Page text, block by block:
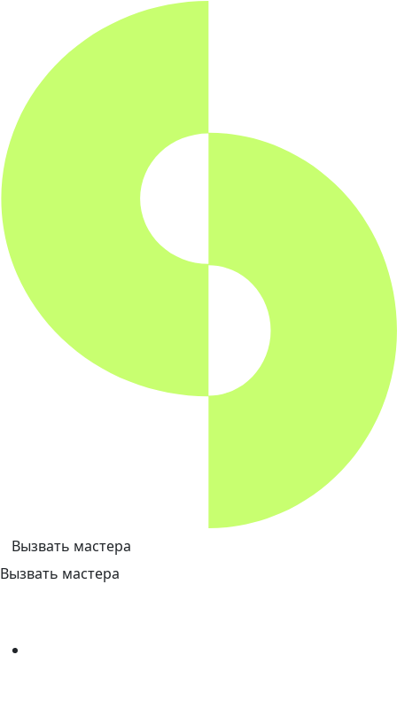
Вызвать мастера
Вызвать мастера